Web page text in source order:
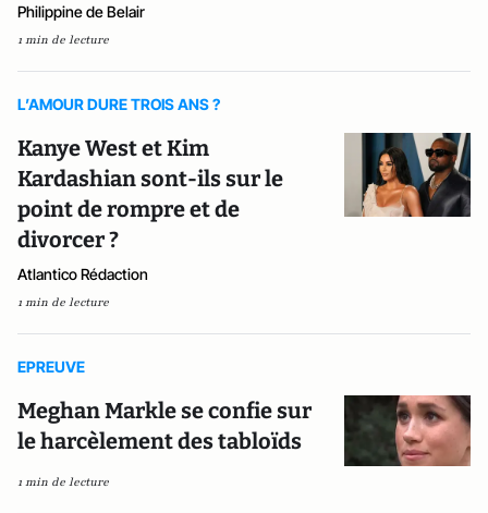
Philippine de Belair
1 min de lecture
L’AMOUR DURE TROIS ANS ?
Kanye West et Kim
Kardashian sont-ils sur le
point de rompre et de
divorcer ?
Atlantico Rédaction
1 min de lecture
EPREUVE
Meghan Markle se confie sur
le harcèlement des tabloïds
1 min de lecture